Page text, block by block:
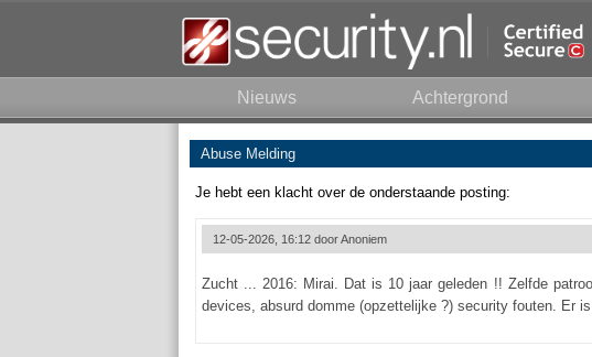
Nieuws Achtergrond
Abuse Melding
Je hebt een klacht over de onderstaande posting:
12-05-2026, 16:12 doorAnoniem
Zucht ... 2016: Mirai. Dat is 10 jaar geleden !! Zelfde
devices, absurd domme (opzettelijke ?) security fouten. Er